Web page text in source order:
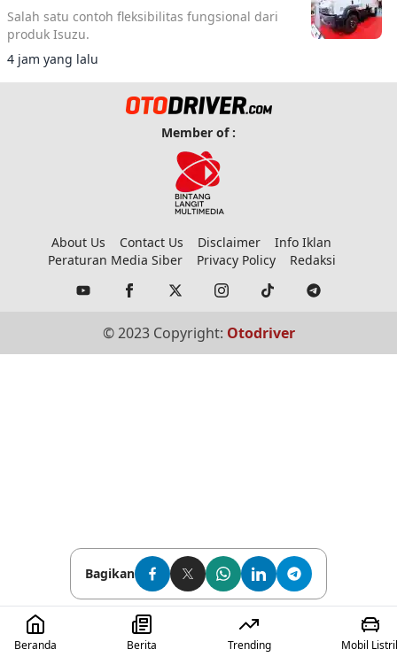
Salah satu contoh fleksibilitas fungsional dari
produk Isuzu.
4 jam yang lalu
Bagikan
Member of :
About Us Contact Us Disclaimer
Info Iklan
Peraturan Media Siber
Privacy Policy Redaksi
© 2023 Copyright: Otodriver
Beranda Berita Trending Mobil